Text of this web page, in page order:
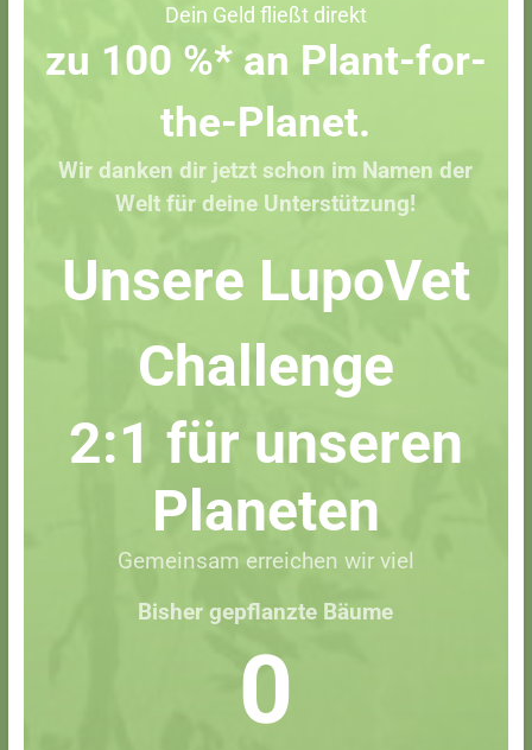
Dein Geld fließt direkt
zu 100 %* an Plant-for-
the-Planet.
Wir danken dir jetzt schon im Namen der
Welt für deine Unterstützung!
Unsere LupoVet
Challenge
2:1 für unseren
Planeten
Gemeinsam erreichen wir viel
Bisher gepflanzte Bäume
0